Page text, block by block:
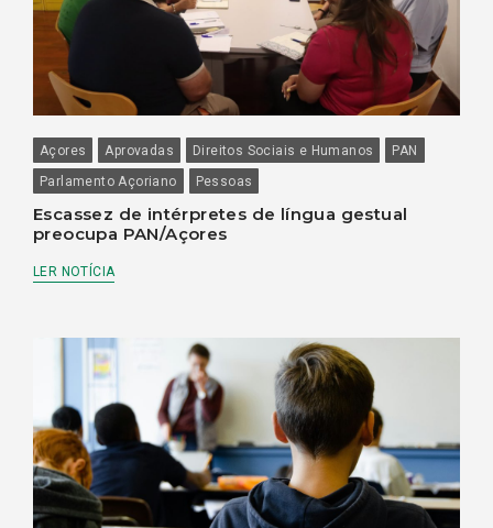
Açores Aprovadas Direitos Sociais e Humanos
PAN
Parlamento Açoriano
Pessoas
Escassez de intérpretes de língua gestual
preocupa PAN/Açores
LER NOTÍCIA